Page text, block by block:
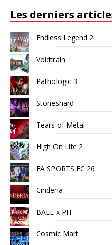
Les derniers
Endless Legend 2
Voidtrain
Pathologic 3
Stoneshard
Tears of Metal
High On Life 2
EA SPORTS FC 26
Cinderia
BALL x PIT
Cosmic Mart